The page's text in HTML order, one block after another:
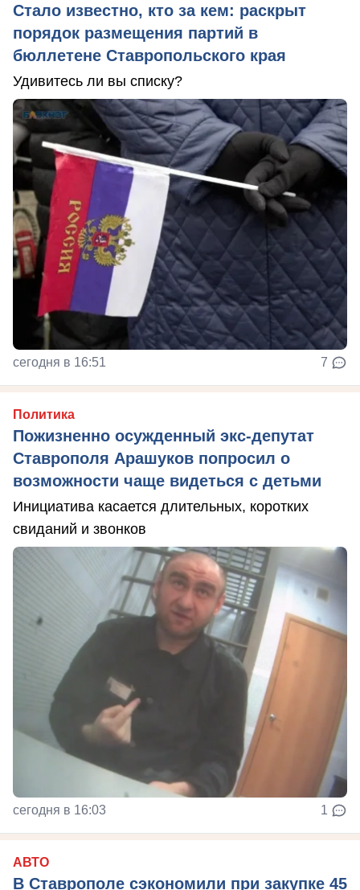
Стало известно, кто за кем: раскрыт
порядок размещения партий в
бюллетене Ставропольского края
Удивитесь ли вы списку?
сегодня в 16:51 7
Политика
Пожизненно осужденный экс-депутат
Ставрополя Арашуков попросил о
возможности чаще видеться с детьми
Инициатива касается длительных, коротких
свиданий и звонков
сегодня в 16:03 1
АВТО
В Ставрополе сэкономили при закупке 45